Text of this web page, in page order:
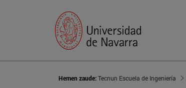
Hemen zaude:Tecnun Escuela de Ingeniería